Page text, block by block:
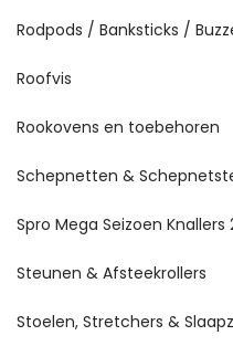
Rodpods / Banksticks /
Roofvis
Rookovens en toebehoren
Schepnetten &
Spro Mega Seizoen Knallers
Steunen & Afsteekrollers
Stoelen, Stretchers &